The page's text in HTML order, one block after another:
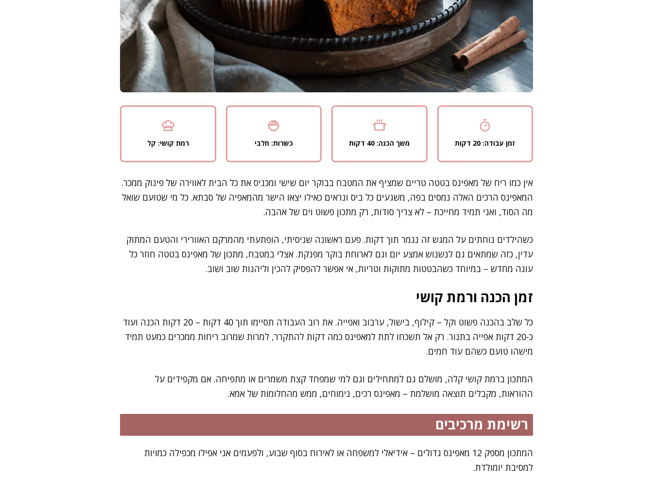
זמן עבודה: 20 דקות משך הכנה: 40 דקות כשרות: חלבי רמת קושי: קל
אין כמו ריח של מאפינס בטטה טריים שמציף את המטבח בבוקר יום שישי ומכניס את כל הבית לאווירה של פינוק ממכר.
המאפינס הרכים האלה נמסים בפה, משגעים כל ביס ונראים כאילו יצאו הישר מהמאפיה של סבתא. כל מי שטועם שואל
מה הסוד, ואני תמיד מחייכת – לא צריך סודות, רק מתכון פשוט וים של אהבה.
כשהילדים נוחתים על המגש זה נגמר תוך דקות. פעם ראשונה שניסיתי, הופתעתי מהמרקם האוורירי והטעם המתוק
עדין, כזה שמתאים גם לנשנוש אמצע יום וגם לארוחת בוקר מפנקת. אצלי במטבח, מתכון של מאפינס בטטה חוזר כל
עונה מחדש – במיוחד כשהבטטות מתוקות וטריות, אי אפשר להפסיק להכין וליהנות שוב ושוב.
זמן הכנה ורמת קושי
כל שלב בהכנה פשוט וקל – קילוף, בישול, ערבוב ואפייה. את רוב העבודה תסיימו תוך 40 דקות – 20 דקות הכנה ועוד
כ-20 דקות אפייה בתנור. רק אל תשכחו לתת למאפינס כמה דקות להתקרר, למרות שמרוב ריחות ממכרים כמעט תמיד
מישהו טועם כשהם עוד חמים.
המתכון ברמת קושי קלה, מושלם גם למתחילים וגם למי שמפחד קצת משמרים או מתפיחה. אם מקפידים על
ההוראות, מקבלים תוצאה מושלמת – מאפינס רכים, נימוחים, ממש מהחלומות של אמא.
רשימת מרכיבים
המתכון מספק 12 מאפינס גדולים – אידיאלי למשפחה או לאירוח בסוף שבוע, ולפעמים אני אפילו מכפילה כמויות
למסיבת יומולדת.